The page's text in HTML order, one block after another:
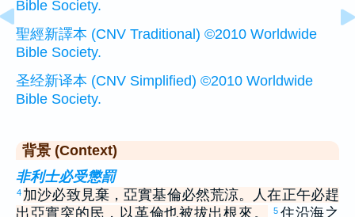
Bible Society.
聖經新譯本 (CNV Traditional) ©2010 Worldwide
Bible Society.
圣经新译本 (CNV Simplified) ©2010 Worldwide
Bible Society.
背景 (Context)
非利士必受懲罰
4 加沙必致見棄，亞實基倫必然荒涼。人在正午必趕
出亞實突的民，以革倫也被拔出根來。
5 住沿海之